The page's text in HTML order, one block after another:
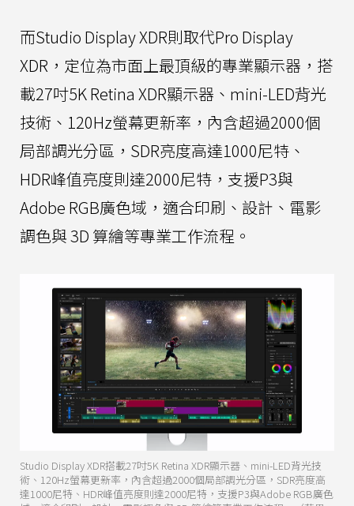
而Studio Display XDR則取代Pro Display
XDR，定位為市面上最頂級的專業顯示器，搭
載27吋5K Retina XDR顯示器、mini-LED背光
技術、120Hz螢幕更新率，內含超過2000個
局部調光分區，SDR亮度高達1000尼特、
HDR峰值亮度則達2000尼特，支援P3與
Adobe RGB廣色域，適合印刷、設計、電影
調色與 3D 算繪等專業工作流程。
Studio Display XDR搭載27吋5K Retina XDR顯示器、mini-LED背光技
術、120Hz螢幕更新率，內含超過2000個局部調光分區，SDR亮度高
達1000尼特、HDR峰值亮度則達2000尼特，支援P3與Adobe RGB廣色